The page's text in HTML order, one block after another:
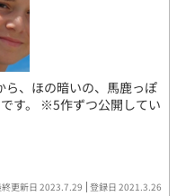
ら、ほの暗いの、馬鹿っぽ
す。 ※5作ずつ公開してい
更新日 2023.7.29 登録日 2021.3.26